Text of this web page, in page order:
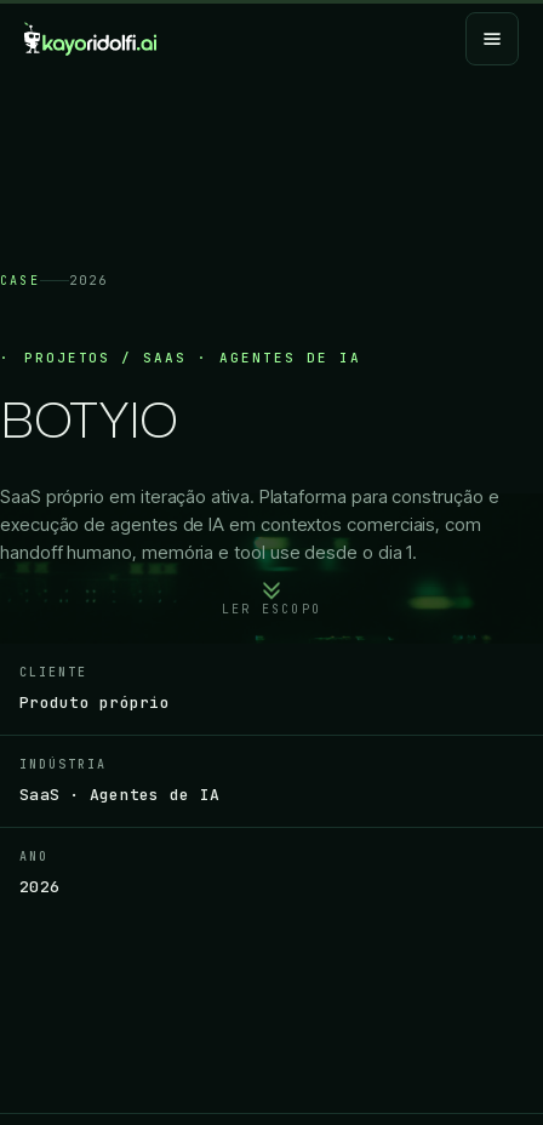
CASE 2026
PROJETOS / SAAS · AGENTES DE IA
BOTYIO
SaaS próprio em iteração ativa. Plataforma para construção e
execução de agentes de IA em contextos comerciais, com
handoff humano, memória e tool use desde o dia 1.
CLIENTE
Produto próprio
INDÚSTRIA
SaaS · Agentes de IA
ANO
2026
LER ESCOPO